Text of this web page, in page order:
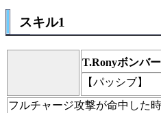
スキル1
T.Ronyボンバー
【パッシブ】
フルチャージ攻撃が命中した